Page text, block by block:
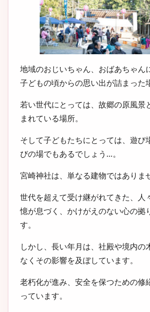
地域のおじいちゃん、おばあちゃん
子どもの頃からの思い出が詰まった
若い世代にとっては、故郷の原風景
まれている場所。
そして子どもたちにとっては、遊び
びの場でもあるでしょう…。
宮崎神社は、単なる建物ではありま
世代を超えて受け継がれてきた、人
憶が息づく、かけがえのない心の拠
す。
しかし、長い年月は、社殿や境内の
なくその影響を及ぼしています。
老朽化が進み、安全を保つための修
っています。